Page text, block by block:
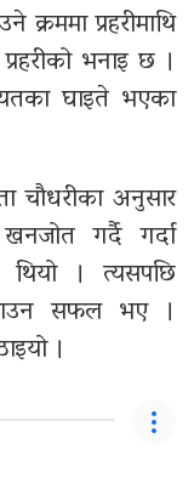
प्रहरीमाथि
भनाइ छ ।
घाइते भएका
चौधरीका अनुसार
गर्दै गर्दा
। त्यसपछि
सफल भए ।
।